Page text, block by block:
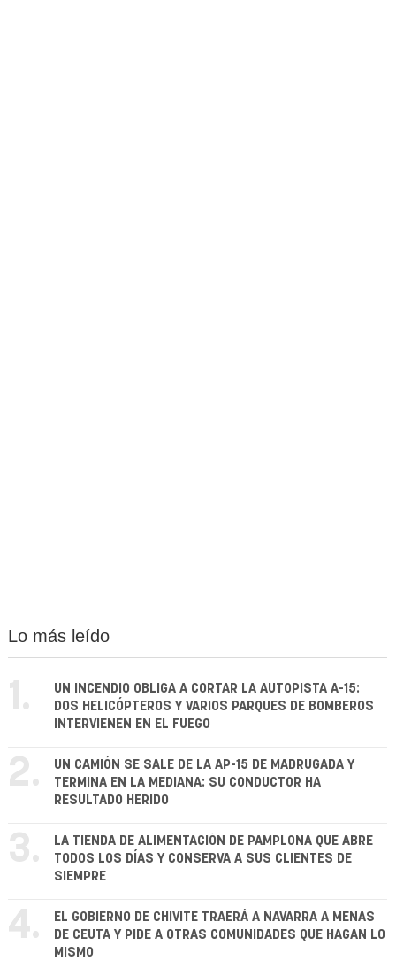
Lo más leído
1.
UN INCENDIO OBLIGA A CORTAR LA AUTOPISTA A-15:
DOS HELICÓPTEROS Y VARIOS PARQUES DE BOMBEROS
INTERVIENEN EN EL FUEGO
2.
UN CAMIÓN SE SALE DE LA AP-15 DE MADRUGADA Y
TERMINA EN LA MEDIANA: SU CONDUCTOR HA
RESULTADO HERIDO
3.
LA TIENDA DE ALIMENTACIÓN DE PAMPLONA QUE ABRE
TODOS LOS DÍAS Y CONSERVA A SUS CLIENTES DE
SIEMPRE
4.
EL GOBIERNO DE CHIVITE TRAERÁ A NAVARRA A MENAS
DE CEUTA Y PIDE A OTRAS COMUNIDADES QUE HAGAN LO
MISMO